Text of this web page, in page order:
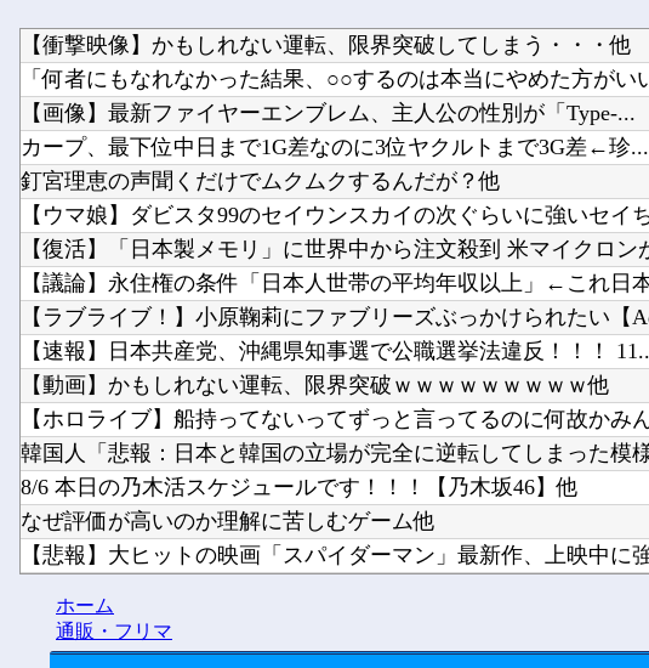
【衝撃映像】かもしれない運転、限界突破してしまう・・・他
「何者にもなれなかった結果、○○するのは本当にやめた方がい
【画像】最新ファイヤーエンブレム、主人公の性別が「Type-...
カープ、最下位中日まで1G差なのに3位ヤクルトまで3G差←珍...
釘宮理恵の声聞くだけでムクムクするんだが？他
【ウマ娘】ダビスタ99のセイウンスカイの次ぐらいに強いセイ
【復活】「日本製メモリ」に世界中から注文殺到 米マイクロン
【議論】永住権の条件「日本人世帯の平均年収以上」←これ日
【ラブライブ！】小原鞠莉にファブリーズぶっかけられたい【
【速報】日本共産党、沖縄県知事選で公職選挙法違反！！！
【動画】かもしれない運転、限界突破ｗｗｗｗｗｗｗｗｗ他
【ホロライブ】船持ってないってずっと言ってるのに何故かみ
韓国人「悲報：日本と韓国の立場が完全に逆転してしまった模
8/6 本日の乃木活スケジュールです！！！【乃木坂46】他
なぜ評価が高いのか理解に苦しむゲーム他
【悲報】大ヒットの映画「スパイダーマン」最新作、上映中に
【悲報】スマホがウイルス感染してる助けてくれ?他
ホーム
通販・フリマ